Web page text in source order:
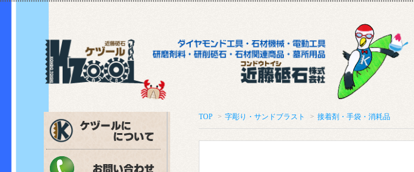
TOP > 字彫り・サンドブラスト > 接着剤・手袋・消耗品